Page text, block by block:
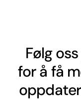
Følg
for å få